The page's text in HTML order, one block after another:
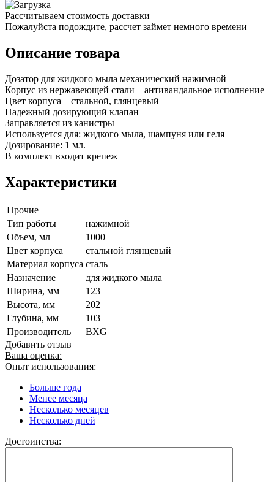
Рассчитываем стоимость доставки
Пожалуйста подождите, рассчет займет немного времени
Описание товара
Дозатор для жидкого мыла механический нажимной
Корпус из нержавеющей стали – антивандальное исполнение
Цвет корпуса – стальной, глянцевый
Надежный дозирующий клапан
Заправляется из канистры
Используется для: жидкого мыла, шампуня или геля
Дозирование: 1 мл.
В комплект входит крепеж
Характеристики
Прочие
Тип работы
нажимной
Объем, мл
1000
Цвет корпуса
стальной глянцевый
Материал корпуса сталь
Назначение
для жидкого мыла
Ширина, мм
123
Высота, мм
202
Глубина, мм
103
Производитель
BXG
Добавить отзыв
Ваша оценка:
Опыт использования:
Больше года
Менее месяца
Несколько месяцев
Несколько дней
Достоинства: